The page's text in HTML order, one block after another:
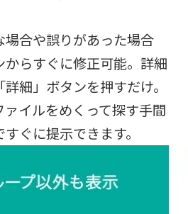
場合や誤りがあった場合
らすぐに修正可能。詳細
細」ボタンを押すだけ。
イルをめくって探す手間
ぐに提示できます。